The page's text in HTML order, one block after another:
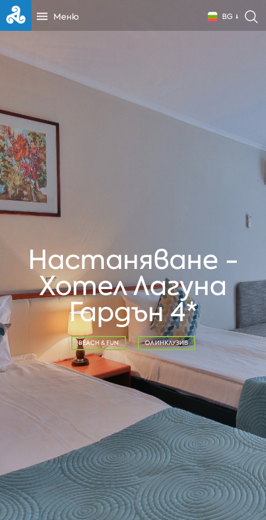
Меню BG
Настаняване -
Хотел Лагуна
Гардън 4*
BEACH & FUN ОЛ ИНКЛУЗИВ